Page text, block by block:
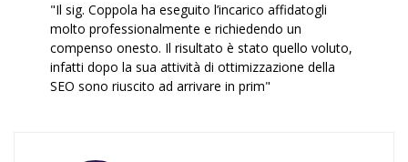
"Il sig. Coppola ha eseguito l’incarico affidatogli
molto professionalmente e richiedendo un
compenso onesto. Il risultato è stato quello voluto,
infatti dopo la sua attività di ottimizzazione della
SEO sono riuscito ad arrivare in prim"